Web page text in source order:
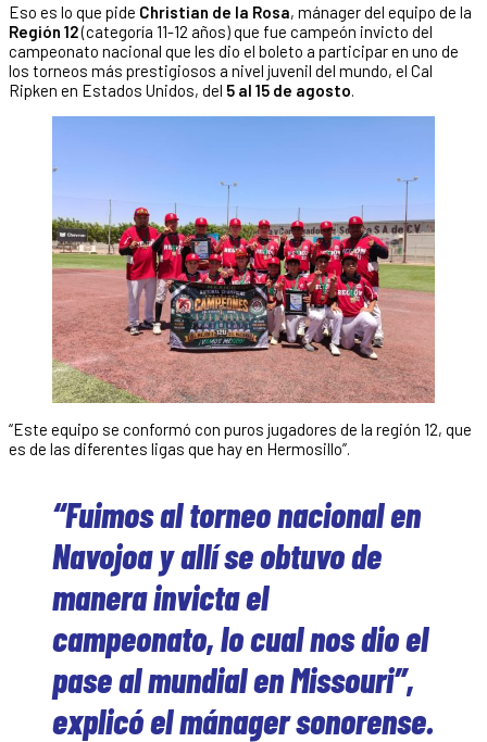
Eso es lo que pide Christian de la Rosa, mánager del equipo de la
Región 12(categoría 11-12 años) que fue campeón invicto del
campeonato nacional que les dio el boleto a participar en uno de
los torneos más prestigiosos a nivel juvenil del mundo, el Cal
Ripken en Estados Unidos, del 5 al 15 de agosto.
“Este equipo se conformó con puros jugadores de la región 12, que
es de las diferentes ligas que hay en Hermosillo”.
“Fuimos al torneo nacional en
Navojoa y allí se obtuvo de
manera invicta el
campeonato, lo cual nos dio el
pase al mundial en Missouri”,
explicó el mánager sonorense.